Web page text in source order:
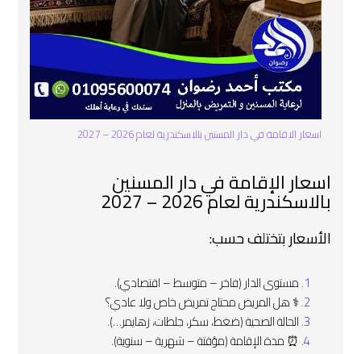
اسعار الاقامة في دار المسنين بالاسكندرية لعام 2026 – 2027
اسعار الإقامة في دار المسنين
بالاسكندرية لعام 2026 – 2027
الأسعار بتختلف حسب:
مستوى الدار (فاخر – متوسط – اقتصادي).
‍⚕️ هل المريض محتاج تمريض خاص ولا عادي؟
الحالة الصحية (ضغط، سكر، جلطات، زهايمر…).
⏰ مدة الإقامة (مؤقتة – شهرية – سنوية).